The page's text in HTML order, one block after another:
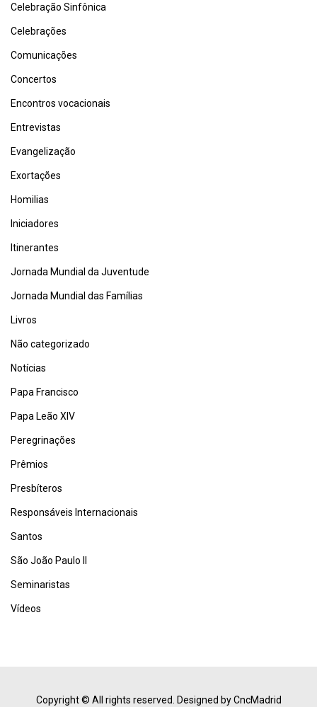
Celebração Sinfônica
Celebrações
Comunicações
Concertos
Encontros vocacionais
Entrevistas
Evangelização
Exortações
Homilias
Iniciadores
Itinerantes
Jornada Mundial da Juventude
Jornada Mundial das Famílias
Livros
Não categorizado
Notícias
Papa Francisco
Papa Leão XIV
Peregrinações
Prêmios
Presbíteros
Responsáveis Internacionais
Santos
São João Paulo II
Seminaristas
Vídeos
Copyright © All rights reserved. Designed by CncMadrid